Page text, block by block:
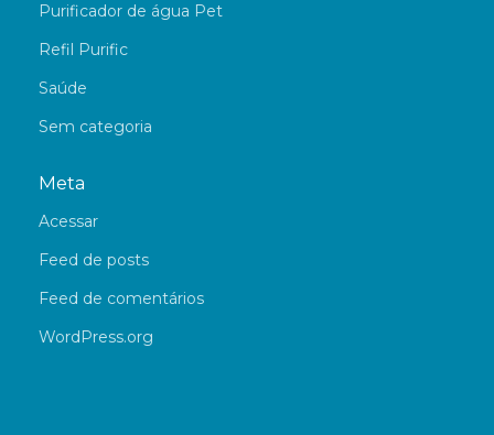
Purificador de água Pet
Refil Purific
Saúde
Sem categoria
Meta
Acessar
Feed de posts
Feed de comentários
WordPress.org